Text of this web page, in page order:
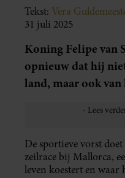
Tekst: Vera
31 juli 2025
Koning Felipe van
opnieuw dat hij
land, maar ook van
De sportieve vorst
zeilrace bij Mallorca,
leven koestert en